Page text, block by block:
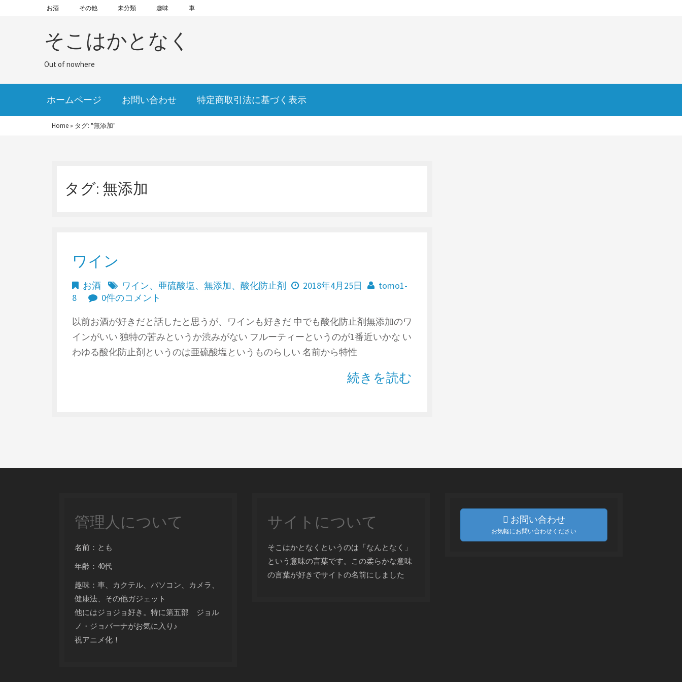
お酒 その他 未分類 趣味 車
そこはかとなく
Out of nowhere
ホームページ お問い合わせ 特定商取引法に基づく表示
Home » タグ: "無添加"
タグ: 無添加
ワイン
お酒 ワイン、 亜硫酸塩、 無添加、 酸化防止剤 2018年4月25日
tomo1-
8
0件のコメント
以前お酒が好きだと話したと思うが、ワインも好きだ 中でも酸化防止剤無添加のワ
インがいい 独特の苦みというか渋みがない フルーティーというのが1番近いかな い
わゆる酸化防止剤というのは亜硫酸塩というものらしい 名前から特性
続きを読む
管理人について
名前：とも
年齢：40代
趣味：車、カクテル、パソコン、カメラ、
健康法、その他ガジェット
他にはジョジョ好き。特に第五部 ジョル
ノ・ジョバーナがお気に入り♪
祝アニメ化！
サイトについて
そこはかとなくというのは「なんとなく」
という意味の言葉です。この柔らかな意味
の言葉が好きでサイトの名前にしました
お問い合わせ
お気軽にお問い合わせください